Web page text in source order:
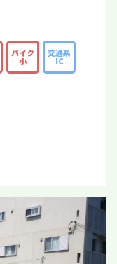
バイク
小
交通系
IC